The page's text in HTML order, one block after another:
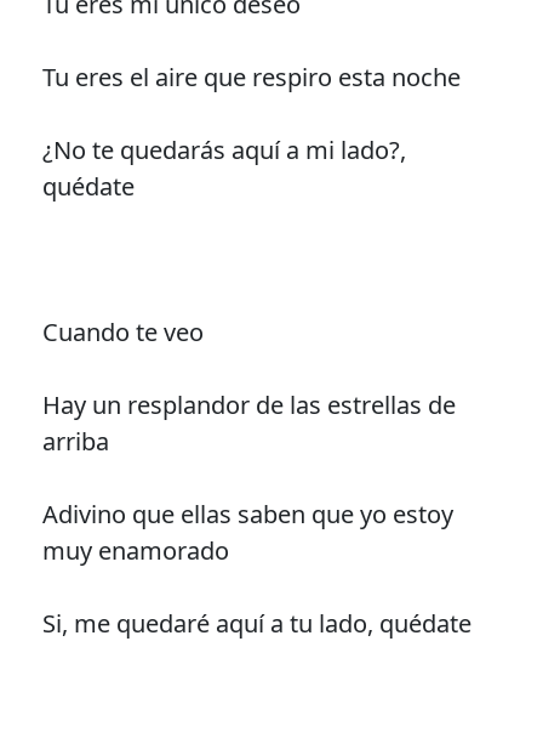
Tu eres el aire que respiro esta noche
¿No te quedarás aquí a mi lado?,
quédate
Cuando te veo
Hay un resplandor de las estrellas de
arriba
Adivino que ellas saben que yo estoy
muy enamorado
Si, me quedaré aquí a tu lado, quédate